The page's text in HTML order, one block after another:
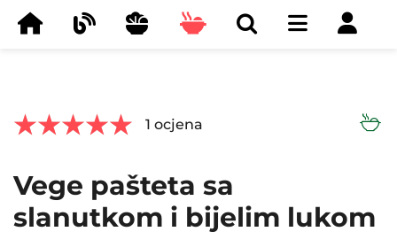


 1 ocjena
Vege pašteta sa
slanutkom i bijelim lukom